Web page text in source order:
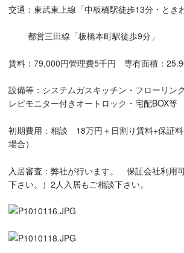
交通：東武東上線「中板橋駅徒歩13分・とき
都営三田線「板橋本町駅徒歩9分」
賃料：79,000円管理費5千円 専有面積：
設備等：システムガスキッチン・フローリン
レビモニター付きオートロック・宅配BOX等
初期費用：相談 18万円＋日割り賃料+保証
場合）
入居審査：弊社が行います。 保証会社利用
下さい。）2人入居もご相談下さい。